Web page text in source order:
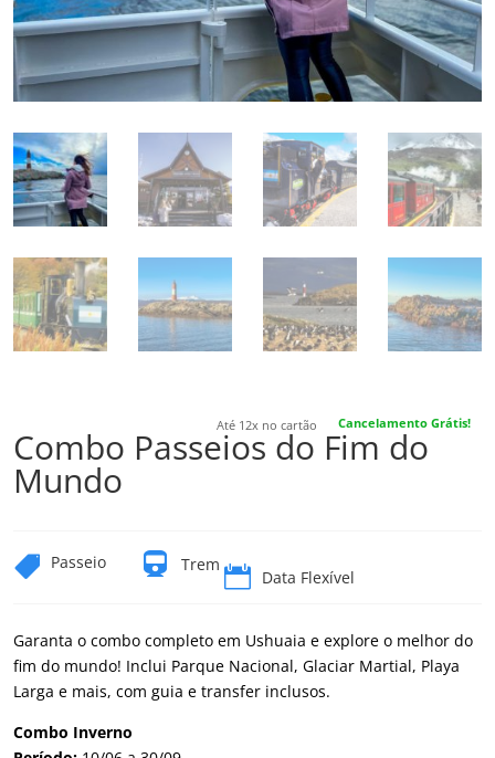
Até 12x no cartão Cancelamento Grátis!
Combo Passeios do Fim do
Mundo
 Passeio  Trem  Data Flexível
Garanta o combo completo em Ushuaia e explore o melhor do
fim do mundo! Inclui Parque Nacional, Glaciar Martial, Playa
Larga e mais, com guia e transfer inclusos.
Combo Inverno